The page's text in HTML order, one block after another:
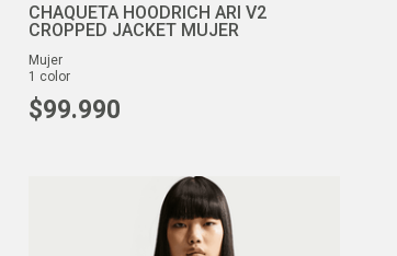
CHAQUETA HOODRICH ARI V2
CROPPED JACKET MUJER
mujer
1 color
$99.990